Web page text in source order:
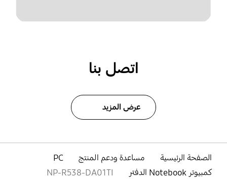
اتصل بنا
عرض المزيد
الصفحة الرئيسية مساعدة ودعم المنتج
PC
كمبيوتر Notebook الدفتر
NP-R538-DA01TI